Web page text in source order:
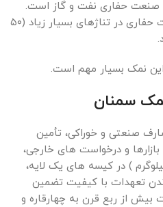
صنعت حفاری نفت و گاز است.
فروش نمک صنعتی شکری جهت حفاری در تناژهای بسیار زیاد (۵۰
نمک بسیار مهم است.
سمنان
صنعتی و خوراکی، تأمین
بازارها و درخواست های خارجی،
بندی متنوع (۲۰ تا ۱۰۰۰ کیلوگرم ) در کیسه های یک لایه،
تعهدات با کیفیت تضمین
بیش از ربع قرن به چهارقاره و